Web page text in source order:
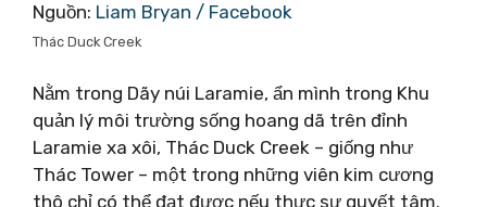
Nguồn: Liam Bryan / Facebook
Thác Duck Creek
Nằm trong Dãy núi Laramie, ẩn mình trong Khu
quản lý môi trường sống hoang dã trên đỉnh
Laramie xa xôi, Thác Duck Creek – giống như
Thác Tower – một trong những viên kim cương
thô chỉ có thể đạt được nếu thực sự quyết tâm.